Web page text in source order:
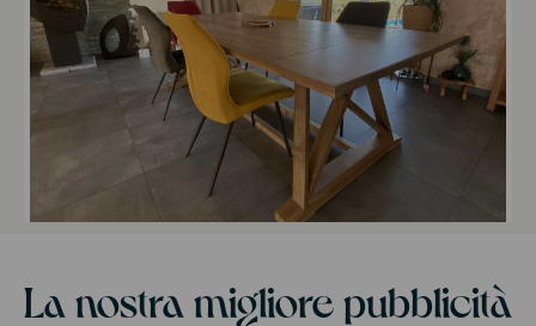
La nostra migliore pubblicità